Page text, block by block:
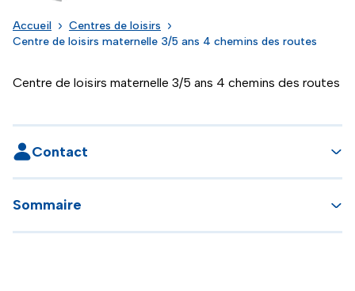
Accueil
Centres de loisirs
Centre de loisirs maternelle 3/5 ans 4 chemins des routes
Centre de loisirs maternelle 3/5 ans 4 chemins des routes
Contact
Sommaire